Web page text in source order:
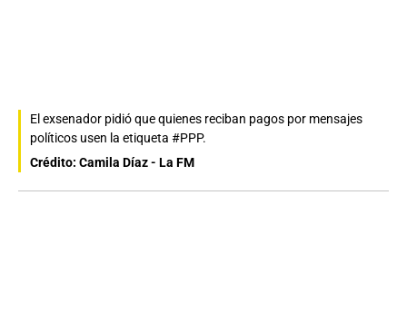
El exsenador pidió que quienes reciban pagos por mensajes
políticos usen la etiqueta #PPP.
Crédito: Camila Díaz - La FM